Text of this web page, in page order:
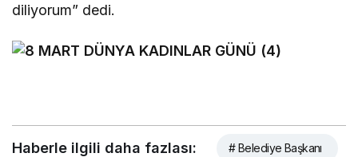
diliyorum” dedi.
Haberle ilgili daha fazlası: # Belediye Başkanı